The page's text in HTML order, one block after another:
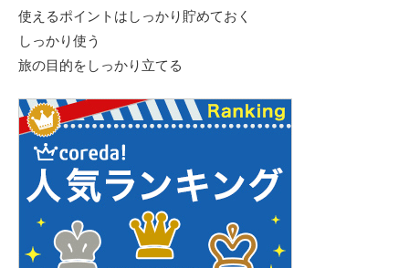
使えるポイントはしっかり貯めておく
しっかり使う
旅の目的をしっかり立てる